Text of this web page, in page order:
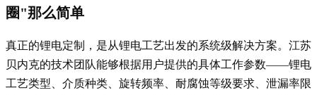
圈"那么简单
真正的锂电定制，是从锂电工艺出发的系统级解决方案。江苏
贝内克的技术团队能够根据用户提供的具体工作参数——锂电
工艺类型、介质种类、旋转频率、耐腐蚀等级要求、泄漏率限